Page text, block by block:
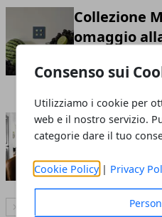
Consenso sui
Utilizziamo i cookie per
web e il nostro servizio.
categorie dare il tuo
Cookie Policy | Privacy
Collezione
omaggio
Redazione- 30 ago
Come
Redazione - 12 set
Articolo Successivo